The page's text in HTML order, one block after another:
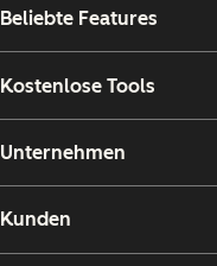
Beliebte Features
Kostenlose Tools
Unternehmen
Kunden